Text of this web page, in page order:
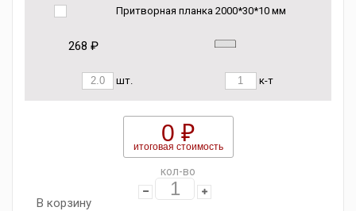
Притворная планка 2000*30*10 мм
268 ₽
шт. к-т
0 ₽
итоговая стоимость
кол-во
В корзину